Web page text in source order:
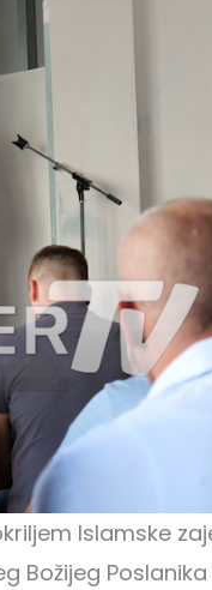
Islamske
Božijeg